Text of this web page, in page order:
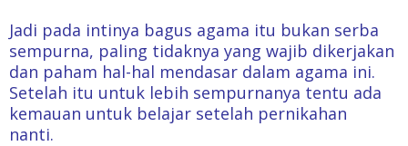
Jadi pada intinya bagus agama itu bukan serba
sempurna, paling tidaknya yang wajib dikerjakan
dan paham hal-hal mendasar dalam agama ini.
Setelah itu untuk lebih sempurnanya tentu ada
kemauan untuk belajar setelah pernikahan
nanti.